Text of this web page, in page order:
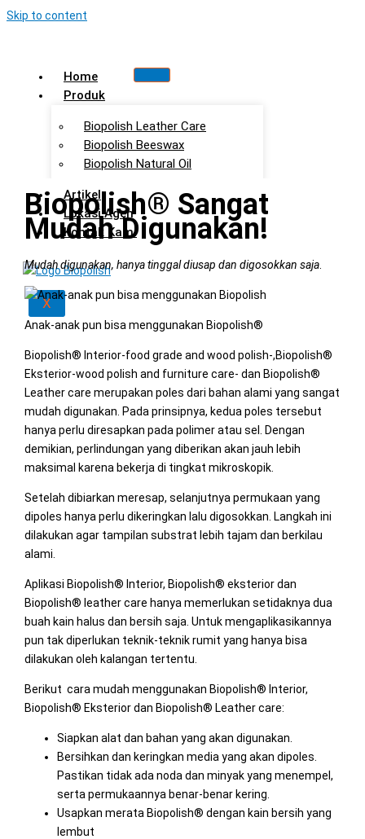
Skip to content
Home
Produk
Biopolish Leather Care
Biopolish Beeswax
Biopolish Natural Oil
Artikel
Lokasi Agen
Kontak Kami
X
Biopolish® Sangat
Mudah Digunakan!
Mudah digunakan, hanya tinggal diusap dan digosokkan saja.
Anak-anak pun bisa menggunakan Biopolish®
Biopolish® Interior-food grade and wood polish-,Biopolish®
Eksterior-wood polish and furniture care- dan Biopolish®
Leather care merupakan poles dari bahan alami yang sangat
mudah digunakan. Pada prinsipnya, kedua poles tersebut
hanya perlu diresapkan pada polimer atau sel. Dengan
demikian, perlindungan yang diberikan akan jauh lebih
maksimal karena bekerja di tingkat mikroskopik.
Setelah dibiarkan meresap, selanjutnya permukaan yang
dipoles hanya perlu dikeringkan lalu digosokkan. Langkah ini
dilakukan agar tampilan substrat lebih tajam dan berkilau
alami.
Aplikasi Biopolish® Interior, Biopolish® eksterior dan
Biopolish® leather care hanya memerlukan setidaknya dua
buah kain halus dan bersih saja. Untuk mengaplikasikannya
pun tak diperlukan teknik-teknik rumit yang hanya bisa
dilakukan oleh kalangan tertentu.
Berikut cara mudah menggunakan Biopolish® Interior,
Biopolish® Eksterior dan Biopolish® Leather care:
Siapkan alat dan bahan yang akan digunakan.
Bersihkan dan keringkan media yang akan dipoles.
Pastikan tidak ada noda dan minyak yang menempel,
serta permukaannya benar-benar kering.
Usapkan merata Biopolish® dengan kain bersih yang
lembut